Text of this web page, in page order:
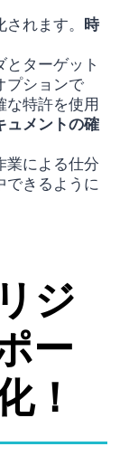
れます。 時
ターゲット
プションで
な特許を使用
ュメントの確
業による仕分
できるように
ジ
ー
！